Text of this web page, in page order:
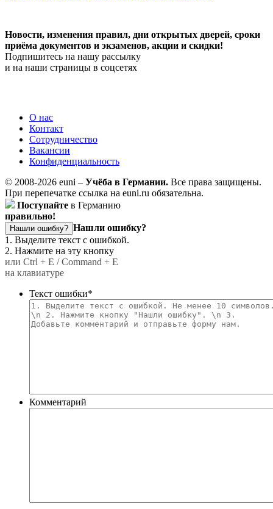
Новости, изменения правил, дни открытых дверей, сроки
приёма документов и экзаменов, акции и скидки!
Подпишитесь на нашу рассылку
и на наши страницы в соцсетях
О нас
Контакт
Сотрудничество
Вакансии
Конфиденциальность
© 2008-2026 euni – Учёба в Германии. Все права защищены.
При перепечатке ссылка на euni.ru обязательна.
Поступайте в Германию
правильно!
Нашли ошибку? Нашли ошибку?
1. Выделите текст с ошибкой.
2. Нажмите на эту кнопку
или Ctrl + E / Command + E
на клавиатуре
Текст ошибки*
Комментарий